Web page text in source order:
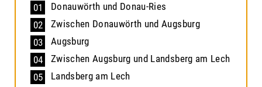
01
Donauwörth und Donau-Ries
02
Zwischen Donauwörth und Augsburg
03
Augsburg
04
Zwischen Augsburg und Landsberg am Lech
05
Landsberg am Lech